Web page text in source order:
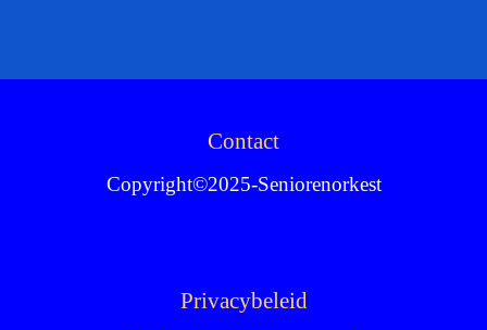
Contact
Copyright©2025-Seniorenorkest
Privacybeleid